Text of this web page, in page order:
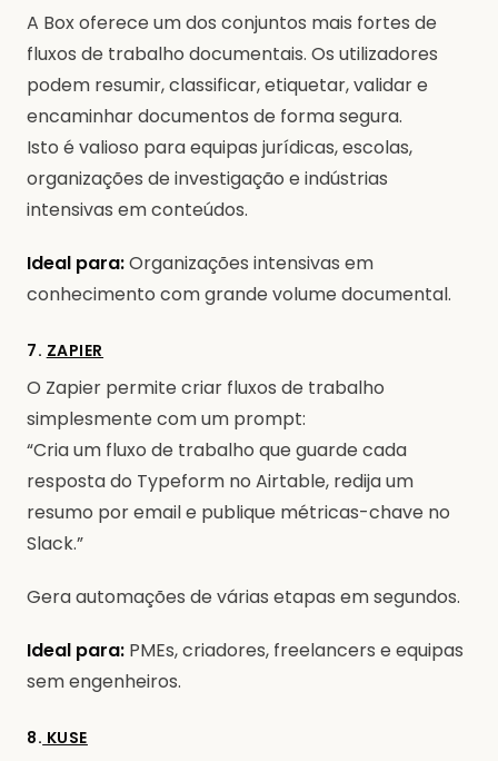
A Box oferece um dos conjuntos mais fortes de
fluxos de trabalho documentais. Os utilizadores
podem resumir, classificar, etiquetar, validar e
encaminhar documentos de forma segura.
Isto é valioso para equipas jurídicas, escolas,
organizações de investigação e indústrias
intensivas em conteúdos.
Ideal para:Organizações intensivas em
conhecimento com grande volume documental.
7. ZAPIER
O Zapier permite criar fluxos de trabalho
simplesmente com um prompt:
“Cria um fluxo de trabalho que guarde cada
resposta do Typeform no Airtable, redija um
resumo por email e publique métricas-chave no
Slack.”
Gera automações de várias etapas em segundos.
Ideal para: PMEs, criadores, freelancers e equipas
sem engenheiros.
8. KUSE